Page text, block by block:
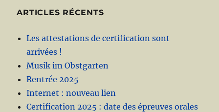
ARTICLES RÉCENTS
Les attestations de certification sont
arrivées !
Musik im Obstgarten
Rentrée 2025
Internet : nouveau lien
Certification 2025 : date des épreuves orales